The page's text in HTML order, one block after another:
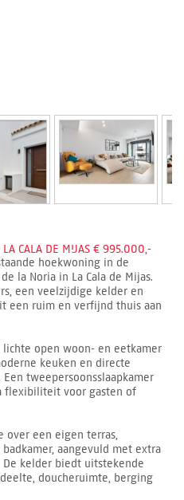
LA CALA DE MIJAS € 995.000,-
hoekwoning in de
la Noria in La Cala de Mijas.
een veelzijdige kelder en
een ruim en verfijnd thuis aan
open woon- en eetkamer
keuken en directe
tweepersoonsslaapkamer
flexibiliteit voor gasten of
over een eigen terras,
aangevuld met extra
De kelder biedt uitstekende
doucheruimte, berging